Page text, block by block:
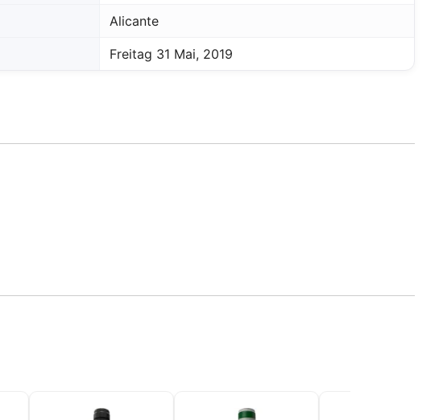
Alicante
Freitag 31 Mai, 2019
Wir verwenden